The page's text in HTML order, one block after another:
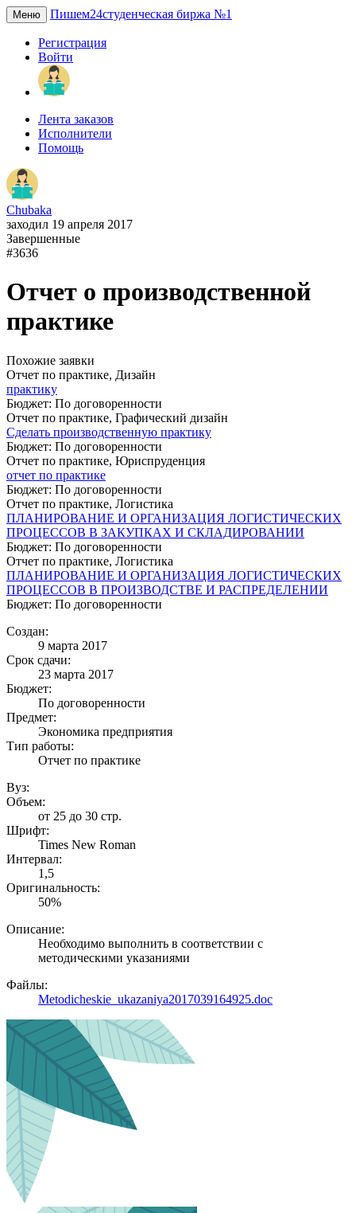
Меню Пишем24студенческая биржа №1
Регистрация
Войти
Лента заказов
Исполнители
Помощь
Chubaka
заходил 19 апреля 2017
Завершенные
#3636
Отчет о производственной
практике
Похожие заявки
Отчет по практике, Дизайн
практику
Бюджет: По договоренности
Отчет по практике, Графический дизайн
Сделать производственную практику
Бюджет: По договоренности
Отчет по практике, Юриспруденция
отчет по практике
Бюджет: По договоренности
Отчет по практике, Логистика
ПЛАНИРОВАНИЕ И ОРГАНИЗАЦИЯ ЛОГИСТИЧЕСКИХ
ПРОЦЕССОВ В ЗАКУПКАХ И СКЛАДИРОВАНИИ
Бюджет: По договоренности
Отчет по практике, Логистика
ПЛАНИРОВАНИЕ И ОРГАНИЗАЦИЯ ЛОГИСТИЧЕСКИХ
ПРОЦЕССОВ В ПРОИЗВОДСТВЕ И РАСПРЕДЕЛЕНИИ
Бюджет: По договоренности
Создан:
9 марта 2017
Срок сдачи:
23 марта 2017
Бюджет:
По договоренности
Предмет:
Экономика предприятия
Тип работы:
Отчет по практике
Вуз:
Объем:
от 25 до 30 стр.
Шрифт:
Times New Roman
Интервал:
1,5
Оригинальность:
50%
Описание:
Необходимо выполнить в соответствии с
методическими указаниями
Файлы:
Metodicheskie_ukazaniya2017039164925.doc